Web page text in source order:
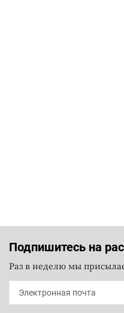
Подпишитесь на
Раз в неделю мы